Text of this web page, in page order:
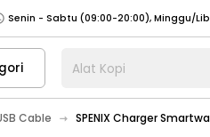
Senin - Jumat (07:00 - 20:00),
- Jumat (08:00 - 20:00), Sabtu -
Alat Kopi
Cable SPENIX Charger